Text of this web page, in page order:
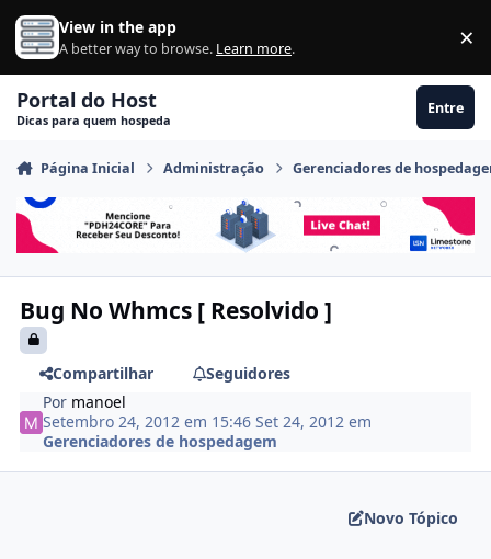
Ir para conteúdo
View in the app
A better way to browse. Learn more. ×
Portal do Host
Dicas para quem hospeda
Entre
Página Inicial Administração Gerenciadores de
Bug No Whmcs [ Resolvido ]
Compartilhar
Seguidores
Por manoel
Setembro 24, 2012 em 15:46Set 24, 2012 em
Gerenciadores de hospedagem
Novo Tópico